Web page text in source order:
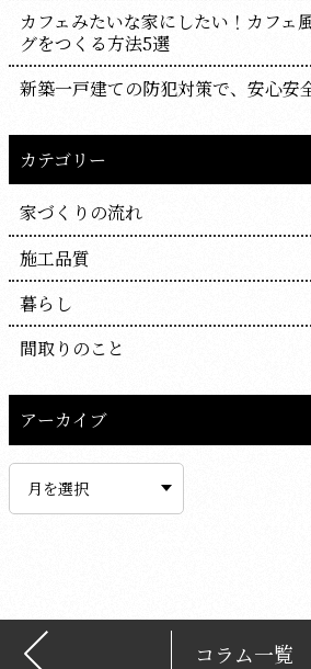
カフェみたいな家にしたい！カフェ
グをつくる方法5選
新築一戸建ての防犯対策で、安心安
カテゴリー
家づくりの流れ
施工品質
暮らし
間取りのこと
アーカイブ
イ
コラム一覧